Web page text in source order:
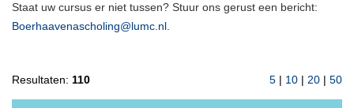
Staat uw cursus er niet tussen? Stuur ons gerust een bericht:
Boerhaavenascholing@lumc.nl
Resultaten: 110 5 | 10 | 20 | 50